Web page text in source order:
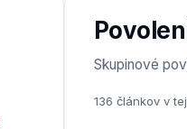
Skupinové
136 článkov v